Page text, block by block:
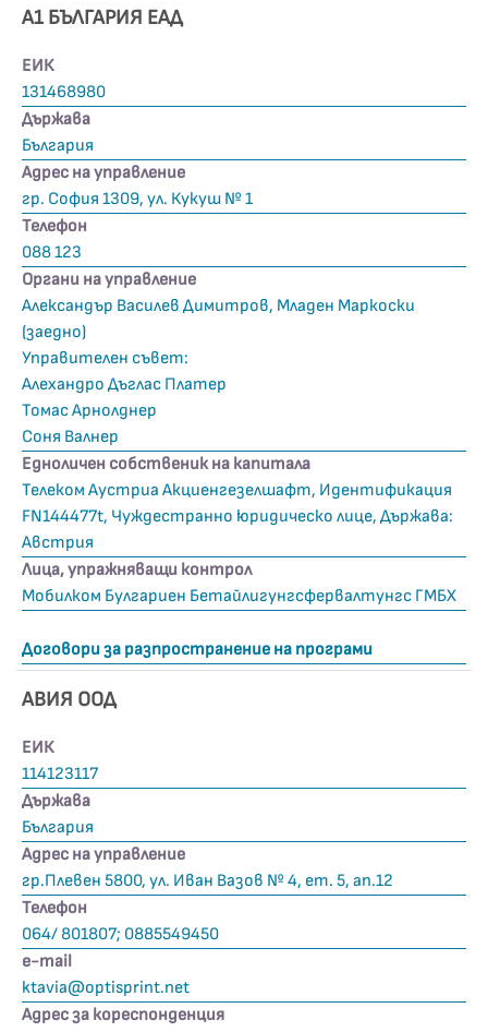
А1 БЪЛГАРИЯ ЕАД
ЕИК
131468980
Държава
България
Адрес на управление
гр. София 1309, ул. Кукуш № 1
Телефон
088 123
Органи на управление
Александър Василев Димитров, Младен Маркоски
(заедно)
Управителен съвет:
Алехандро Дъглас Платер
Томас Арнолднер
Соня Валнер
Едноличен собственик на капитала
Телеком Аустриа Акциенгезелшафт, Идентификация
FN144477t, Чуждестранно юридическо лице, Държава:
Австрия
Лица, упражняващи контрол
Мобилком Булгариен Бетайлигунгсфервалтунгс ГМБХ
Договори за разпространение на програми
АВИЯ ООД
ЕИК
114123117
Държава
България
Адрес на управление
гр.Плевен 5800, ул. Иван Вазов № 4, ет. 5, ап.12
Телефон
064/ 801807; 0885549450
е-mail
ktavia@optisprint.net
Адрес за кореспонденция